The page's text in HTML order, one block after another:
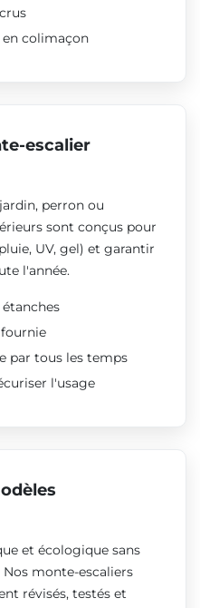
en colimaçon
escalier
perron ou
sont conçus pour
UV, gel) et garantir
l'année.
par tous les temps
l'usage
et écologique sans
monte-escaliers
révisés, testés et